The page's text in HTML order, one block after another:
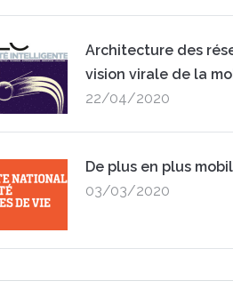
Architecture des
vision virale de la
22/04/2020
De plus en plus
03/03/2020